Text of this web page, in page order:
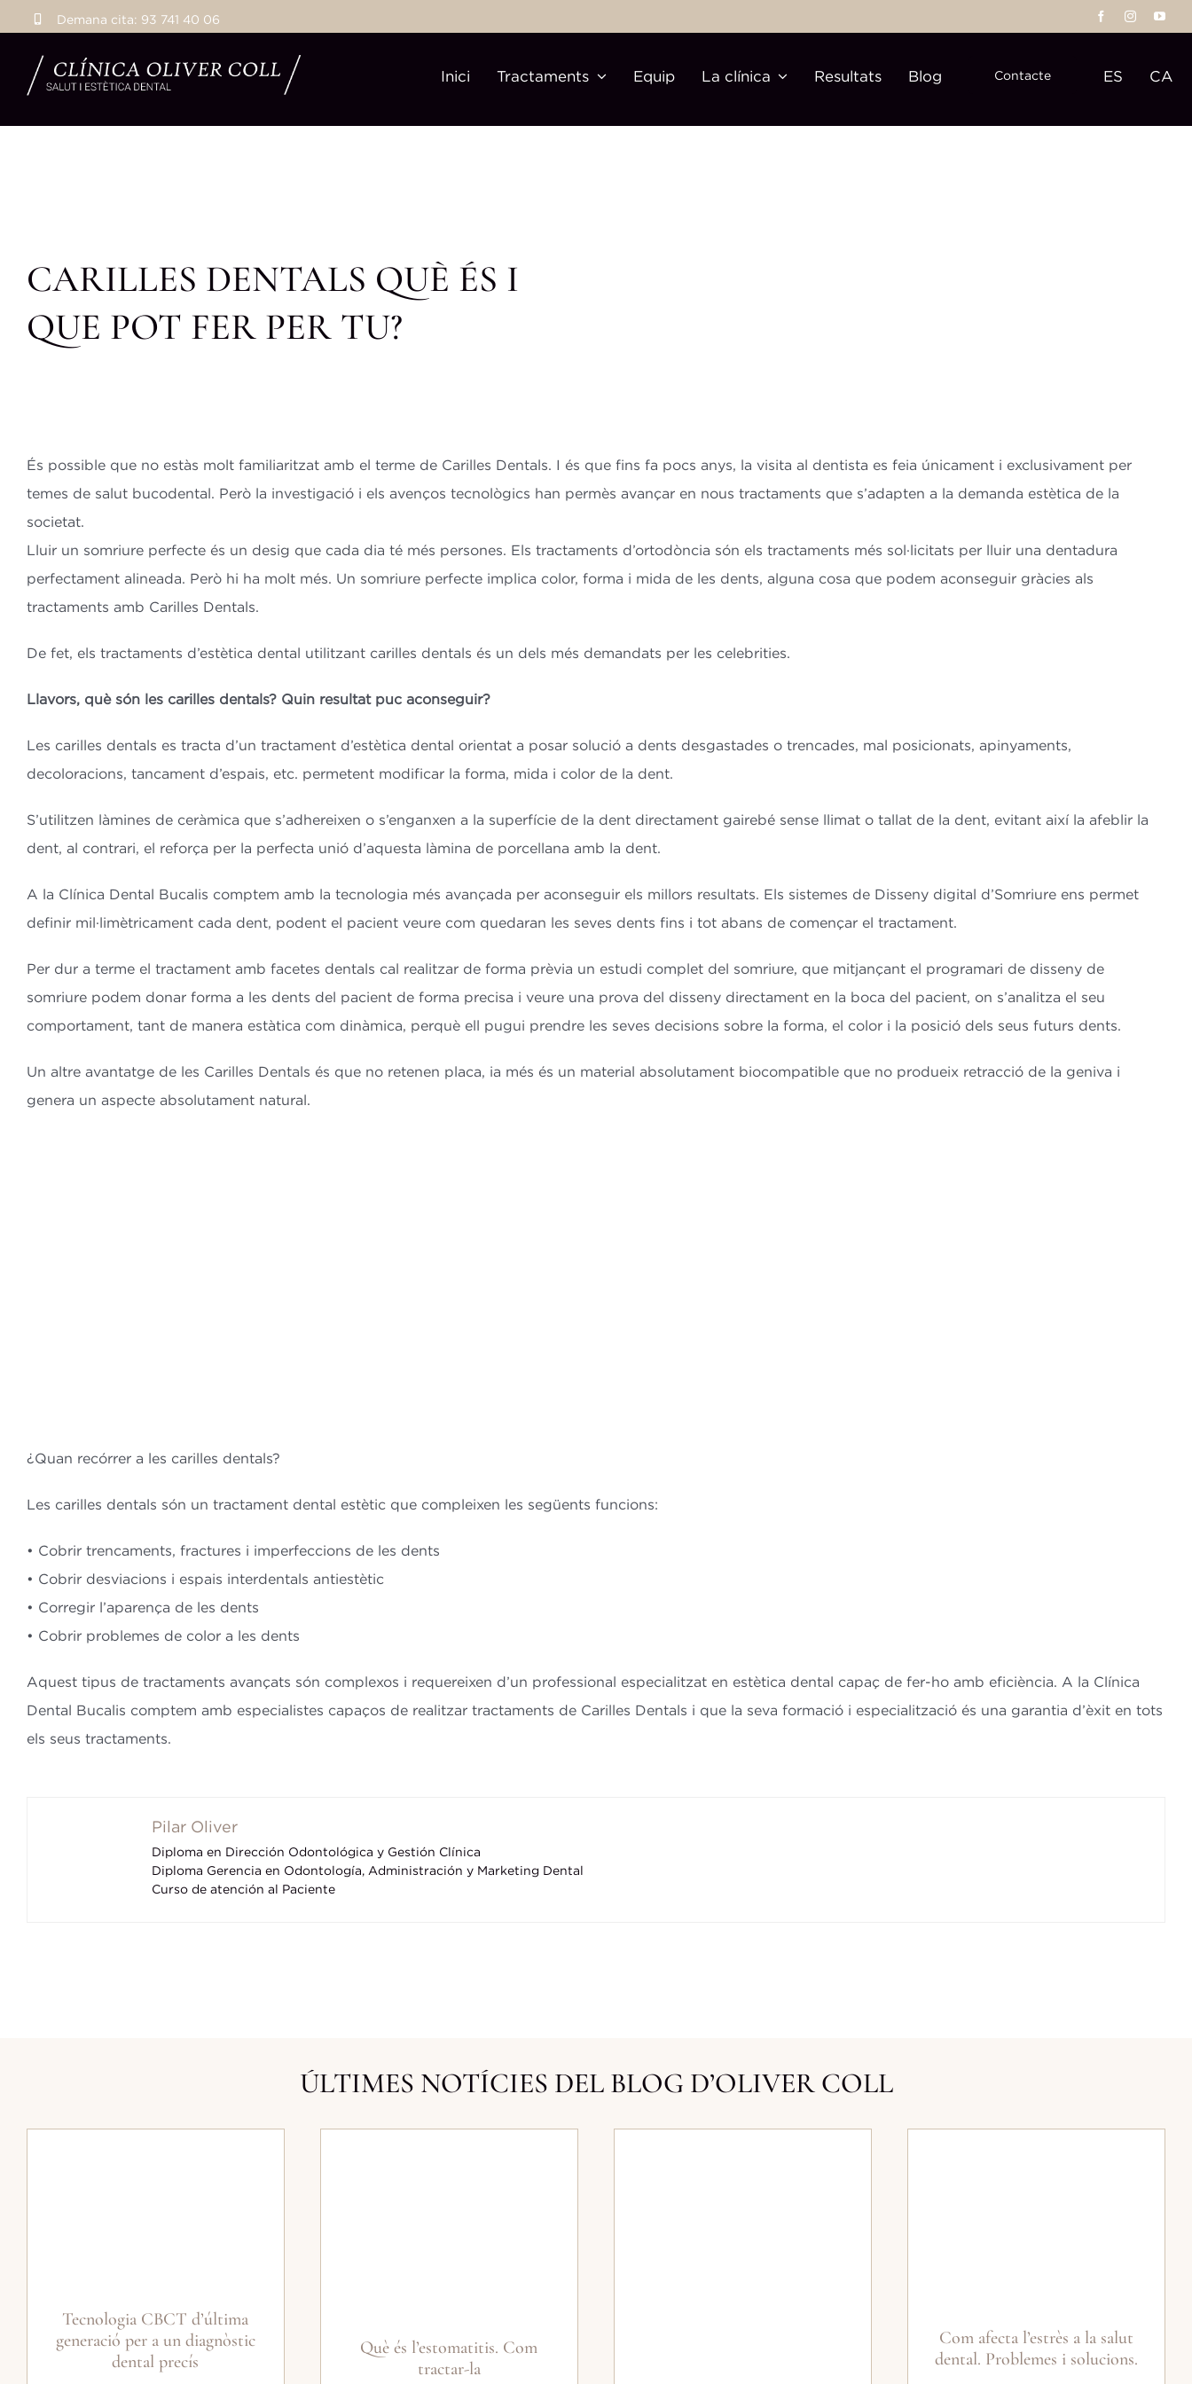
content
Demana cita: 93 741 40 06
Inici Tractaments Equip La clínica Resultats Blog Contacte ES CA
CARILLES DENTALS QUÈ ÉS I
QUE POT FER PER TU?
És possible que no estàs molt familiaritzat amb el terme de Carilles Dentals. I és que fins fa pocs anys, la visita al dentista es feia únicament i exclusivament per
temes de salut bucodental. Però la investigació i els avenços tecnològics han permès avançar en nous tractaments que s’adapten a la demanda estètica de la
societat.
Lluir un somriure perfecte és un desig que cada dia té més persones. Els tractaments d’ortodòncia són els tractaments més sol·licitats per lluir una dentadura
perfectament alineada. Però hi ha molt més. Un somriure perfecte implica color, forma i mida de les dents, alguna cosa que podem aconseguir gràcies als
tractaments amb Carilles Dentals.
De fet, els tractaments d’estètica dental utilitzant carilles dentals és un dels més demandats per les celebrities.
Llavors, què són les carilles dentals? Quin resultat puc aconseguir?
Les carilles dentals es tracta d’un tractament d’estètica dental orientat a posar solució a dents desgastades o trencades, mal posicionats, apinyaments,
decoloracions, tancament d’espais, etc. permetent modificar la forma, mida i color de la dent.
S’utilitzen làmines de ceràmica que s’adhereixen o s’enganxen a la superfície de la dent directament gairebé sense llimat o tallat de la dent, evitant així la afeblir la
dent, al contrari, el reforça per la perfecta unió d’aquesta làmina de porcellana amb la dent.
A la Clínica Dental Bucalis comptem amb la tecnologia més avançada per aconseguir els millors resultats. Els sistemes de Disseny digital d’Somriure ens permet
definir mil·limètricament cada dent, podent el pacient veure com quedaran les seves dents fins i tot abans de començar el tractament.
Per dur a terme el tractament amb facetes dentals cal realitzar de forma prèvia un estudi complet del somriure, que mitjançant el programari de disseny de
somriure podem donar forma a les dents del pacient de forma precisa i veure una prova del disseny directament en la boca del pacient, on s’analitza el seu
comportament, tant de manera estàtica com dinàmica, perquè ell pugui prendre les seves decisions sobre la forma, el color i la posició dels seus futurs dents.
Un altre avantatge de les Carilles Dentals és que no retenen placa, ia més és un material absolutament biocompatible que no produeix retracció de la geniva i
genera un aspecte absolutament natural.
¿Quan recórrer a les carilles dentals?
Les carilles dentals són un tractament dental estètic que compleixen les següents funcions:
• Cobrir trencaments, fractures i imperfeccions de les dents
• Cobrir desviacions i espais interdentals antiestètic
• Corregir l’aparença de les dents
• Cobrir problemes de color a les dents
Aquest tipus de tractaments avançats són complexos i requereixen d’un professional especialitzat en estètica dental capaç de fer-ho amb eficiència. A la Clínica
Dental Bucalis comptem amb especialistes capaços de realitzar tractaments de Carilles Dentals i que la seva formació i especialització és una garantia d’èxit en tots
els seus tractaments.
Pilar Oliver
Diploma en Dirección Odontológica y Gestión Clínica
Diploma Gerencia en Odontología, Administración y Marketing Dental
Curso de atención al Paciente
ÚLTIMES NOTÍCIES DEL BLOG D’OLIVER COLL
Tecnologia CBCT d’última
generació per a un diagnòstic
dental precís
Què és l’estomatitis. Com
tractar-la
Com afecta l’estrès a la salut
dental. Problemes i solucions.